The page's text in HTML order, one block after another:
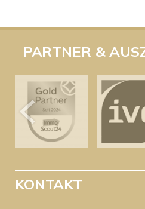
PARTNER &
KONTAKT